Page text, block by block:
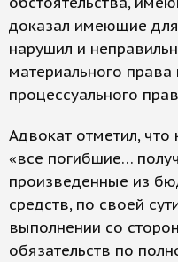
доказал имеющие для
нарушил и
материального
процессуального
Адвокат отметил,
«все погибшие…
произведенные из
средств, по своей
выполнении со
обязательств по